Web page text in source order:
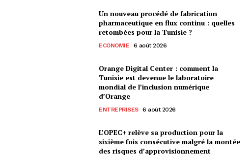
Un nouveau procédé de fabrication
pharmaceutique en flux continu : quelles
retombées pour la Tunisie ?
ECONOMIE 6 août 2026
Orange Digital Center : comment la
Tunisie est devenue le laboratoire
mondial de l’inclusion numérique
d’Orange
ENTREPRISES 6 août 2026
L’OPEC+ relève sa production pour la
sixième fois consécutive malgré la montée
des risques d’approvisionnement